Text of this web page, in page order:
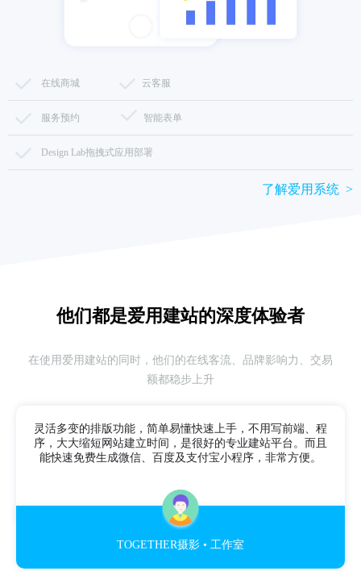
在线商城 云客服
服务预约 智能表单
Design Lab拖拽式应用部署
了解爱用系统 >
他们都是爱用建站的深度体验者
在使用爱用建站的同时，他们的在线客流、品牌影响力、交易
额都稳步上升
灵活多变的排版功能，简单易懂快速上手，不用写前端、程
序， 大大缩短网站建立时间，是很好的专业建站平台。而且
能快速免费生成微信、百度及支付宝小程序，非常方便。
TOGETHER摄影 • 工作室